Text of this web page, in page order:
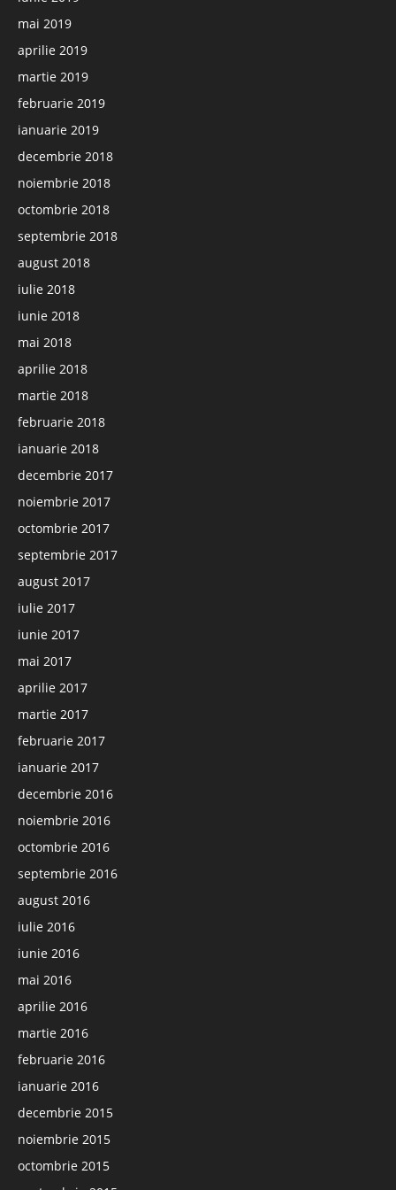
mai 2019
aprilie 2019
martie 2019
februarie 2019
ianuarie 2019
decembrie 2018
noiembrie 2018
octombrie 2018
septembrie 2018
august 2018
iulie 2018
iunie 2018
mai 2018
aprilie 2018
martie 2018
februarie 2018
ianuarie 2018
decembrie 2017
noiembrie 2017
octombrie 2017
septembrie 2017
august 2017
iulie 2017
iunie 2017
mai 2017
aprilie 2017
martie 2017
februarie 2017
ianuarie 2017
decembrie 2016
noiembrie 2016
octombrie 2016
septembrie 2016
august 2016
iulie 2016
iunie 2016
mai 2016
aprilie 2016
martie 2016
februarie 2016
ianuarie 2016
decembrie 2015
noiembrie 2015
octombrie 2015